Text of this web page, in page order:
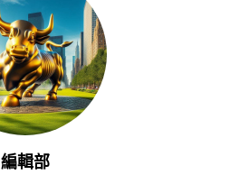
編輯部